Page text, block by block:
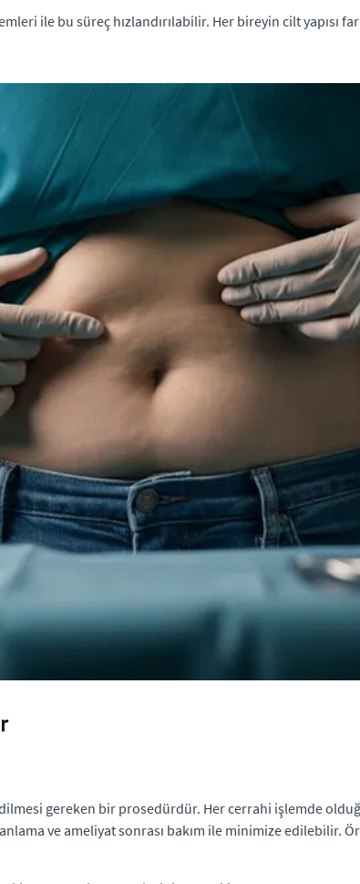
ile bu süreç hızlandırılabilir. Her bireyin cilt yapısı
gereken bir prosedürdür. Her cerrahi işlemde
ve ameliyat sonrası bakım ile minimize edilebilir.